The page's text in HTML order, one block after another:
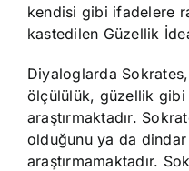
kendisi gibi ifadelere
kastedilen Güzellik
Diyaloglarda
ölçülülük, güzellik gibi
araştırmaktadır.
olduğunu ya da
araştırmamaktadır.